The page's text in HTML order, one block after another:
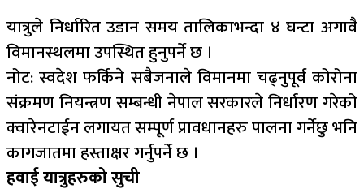
यात्रुले निर्धारित उडान समय तालिकाभन्दा ४ घन्टा अगावै
विमानस्थलमा उपस्थित हुनुपर्ने छ ।
नोट: स्वदेश फर्किने सबैजनाले विमानमा चढ्नुपूर्व कोरोना
संक्रमण नियन्त्रण सम्बन्धी नेपाल सरकारले निर्धारण गरेको
क्वारेनटाईन लगायत सम्पूर्ण प्रावधानहरु पालना गर्नेछु भनि
कागजातमा हस्ताक्षर गर्नुपर्ने छ ।
हवाई यात्रुहरुको सुची